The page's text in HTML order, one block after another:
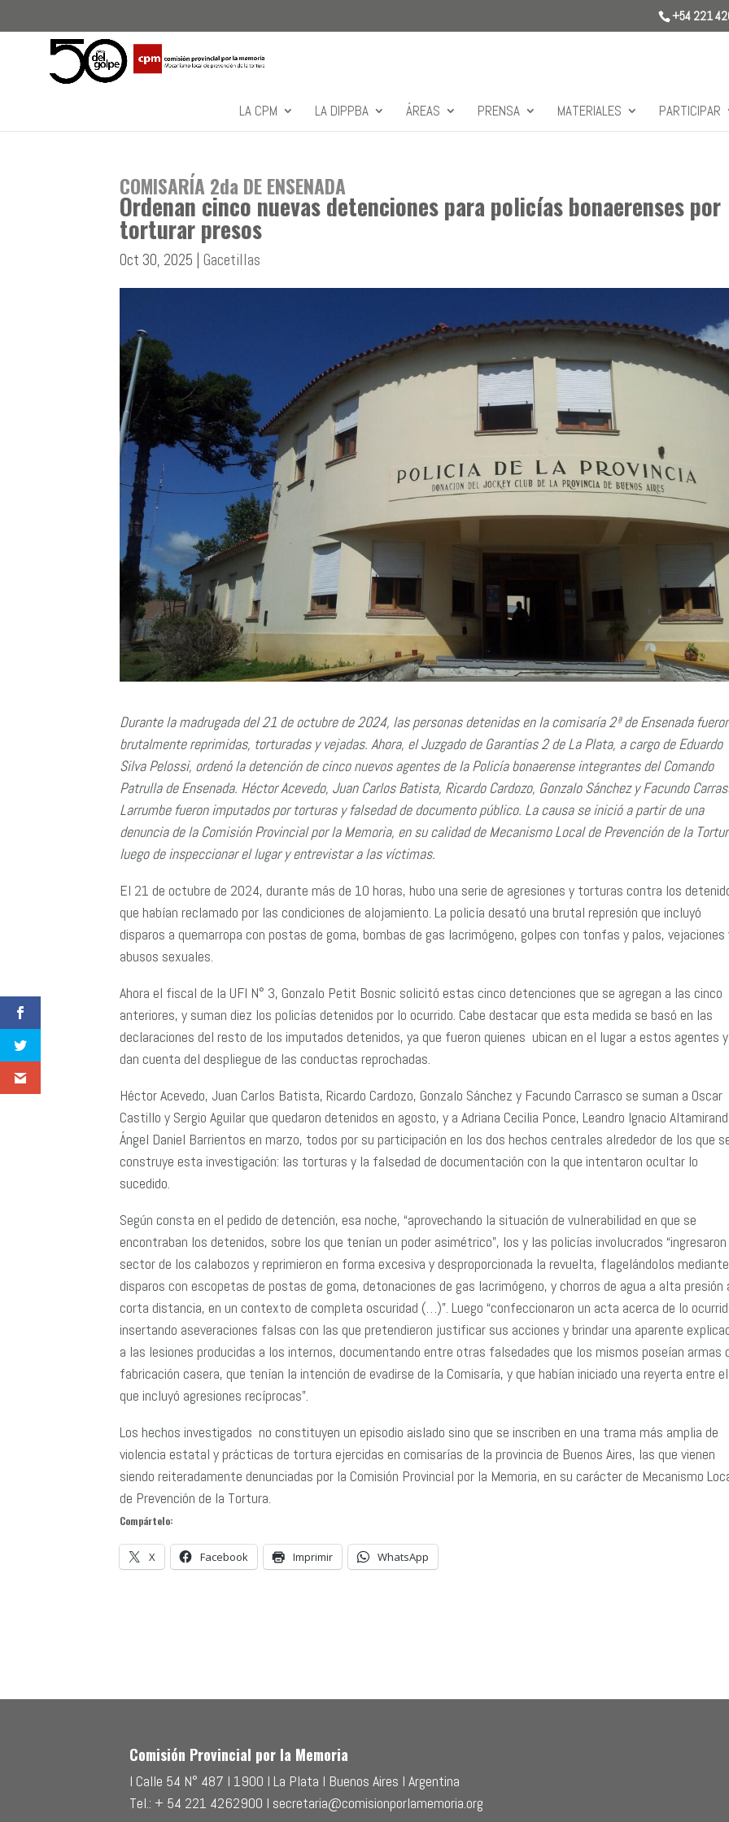
+54 221
LA CPM LA DIPPBA ÁREAS PRENSA MATERIALES PARTICIPAR
COMISARÍA 2da DE ENSENADA
Ordenan cinco nuevas detenciones para policías bonaerenses por
torturar presos
Oct 30, 2025 | Gacetillas
Durante la madrugada del 21 de octubre de 2024, las personas detenidas en la comisaría 2ª de Ensenada
brutalmente reprimidas, torturadas y vejadas. Ahora, el Juzgado de Garantías 2 de La Plata, a cargo de Eduardo
Silva Pelossi, ordenó la detención de cinco nuevos agentes de la Policía bonaerense integrantes del Comando
Patrulla de Ensenada. Héctor Acevedo, Juan Carlos Batista, Ricardo Cardozo, Gonzalo Sánchez y Facundo
Larrumbe fueron imputados por torturas y falsedad de documento público. La causa se inició a partir de una
denuncia de la Comisión Provincial por la Memoria, en su calidad de Mecanismo Local de Prevención de la
luego de inspeccionar el lugar y entrevistar a las víctimas.
El 21 de octubre de 2024, durante más de 10 horas, hubo una serie de agresiones y torturas contra los
que habían reclamado por las condiciones de alojamiento. La policía desató una brutal represión que incluyó
disparos a quemarropa con postas de goma, bombas de gas lacrimógeno, golpes con tonfas y palos, vejaciones
abusos sexuales.
Ahora el fiscal de la UFI N° 3, Gonzalo Petit Bosnic solicitó estas cinco detenciones que se agregan a las cinco
anteriores, y suman diez los policías detenidos por lo ocurrido. Cabe destacar que esta medida se basó en las
declaraciones del resto de los imputados detenidos, ya que fueron quienes ubican en el lugar a estos agentes y
dan cuenta del despliegue de las conductas reprochadas.
Héctor Acevedo, Juan Carlos Batista, Ricardo Cardozo, Gonzalo Sánchez y Facundo Carrasco se suman a Oscar
Castillo y Sergio Aguilar que quedaron detenidos en agosto, y a Adriana Cecilia Ponce, Leandro Ignacio
Ángel Daniel Barrientos en marzo, todos por su participación en los dos hechos centrales alrededor de los que
construye esta investigación: las torturas y la falsedad de documentación con la que intentaron ocultar lo
sucedido.
Según consta en el pedido de detención, esa noche, “aprovechando la situación de vulnerabilidad en que se
encontraban los detenidos, sobre los que tenían un poder asimétrico”, los y las policías involucrados
sector de los calabozos y reprimieron en forma excesiva y desproporcionada la revuelta, flagelándolos mediante
disparos con escopetas de postas de goma, detonaciones de gas lacrimógeno, y chorros de agua a alta presión
corta distancia, en un contexto de completa oscuridad (…)”. Luego “confeccionaron un acta acerca de lo
insertando aseveraciones falsas con las que pretendieron justificar sus acciones y brindar una aparente
a las lesiones producidas a los internos, documentando entre otras falsedades que los mismos poseían armas
fabricación casera, que tenían la intención de evadirse de la Comisaría, y que habían iniciado una reyerta entre
que incluyó agresiones recíprocas”.
Los hechos investigados no constituyen un episodio aislado sino que se inscriben en una trama más amplia de
violencia estatal y prácticas de tortura ejercidas en comisarías de la provincia de Buenos Aires, las que vienen
siendo reiteradamente denunciadas por la Comisión Provincial por la Memoria, en su carácter de Mecanismo
de Prevención de la Tortura.
Compártelo:
X Facebook Imprimir WhatsApp
Comisión Provincial por la Memoria
l Calle 54 N° 487 l 1900 l La Plata l Buenos Aires l Argentina
Tel.: + 54 221 4262900 l secretaria@comisionporlamemoria.org